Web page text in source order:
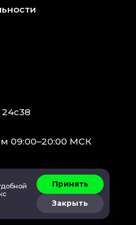
09:00–20:00 МСК
Принять
Закрыть